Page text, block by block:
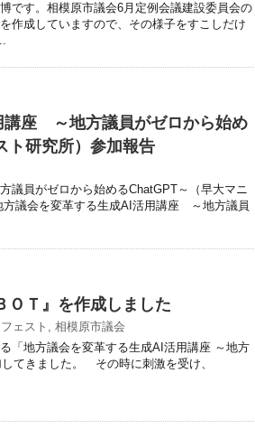
です。相模原市議会6月定例会議建設委員会の
作成していますので、その様子をすこしだけ
講座 ～地方議員がゼロから始め
ト研究所）参加報告
員がゼロから始めるChatGPT～（早大マニ
議会を変革する生成AI活用講座 ～地方議員
ＯＴ』を作成しました
ェスト , 相模原市議会
「地方議会を変革する生成AI活用講座 ～地方
てきました。 その時に刺激を受け、